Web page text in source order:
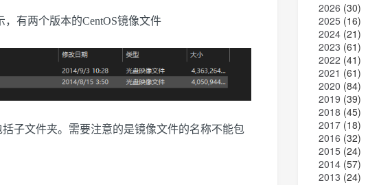
有两个版本的CentOS镜像文件
子文件夹。需要注意的是镜像文件的名称不能包
2026 (30)
2025 (16)
2024 (21)
2023 (61)
2022 (41)
2021 (61)
2020 (84)
2019 (39)
2018 (45)
2017 (18)
2016 (32)
2015 (24)
2014 (57)
2013 (24)